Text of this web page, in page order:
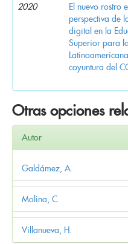
2020
El nuevo rostro
perspectiva de
digital en la
Superior para
coyuntura del
Otras opciones
Autor
Galdámez, A.
Molina, C.
Villanueva, H.